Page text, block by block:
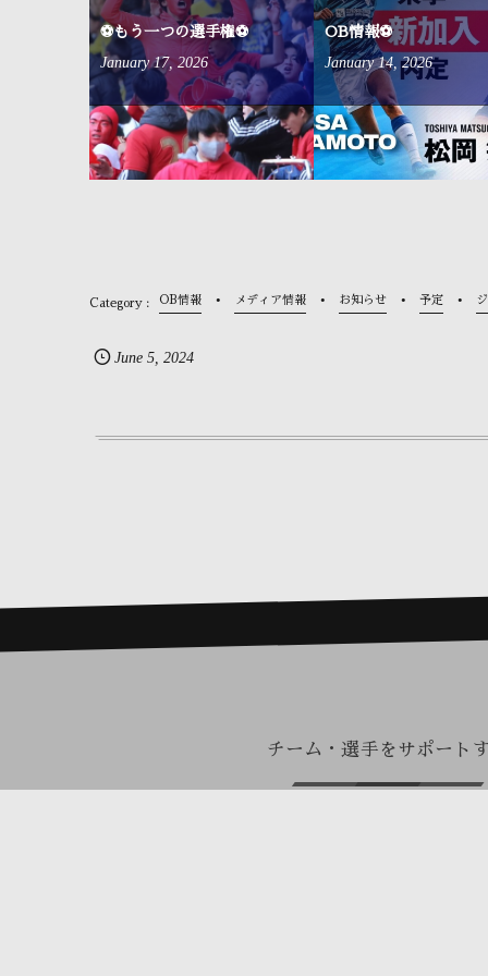
⚽もう一つの選手権⚽
January 17,2026
OB情報⚽
January 14,2026
OB情報 メディア情報 お知らせ 予定
June 5,2024
チーム・選手をサポート